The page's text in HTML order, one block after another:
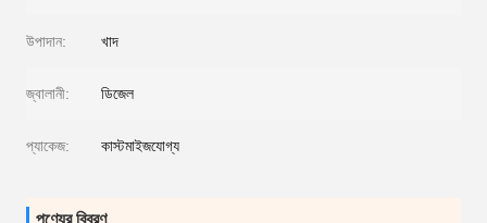
উপাদান: খাদ
জ্বালানী: ডিজেল
প্যাকেজ: কাস্টমাইজযোগ্য